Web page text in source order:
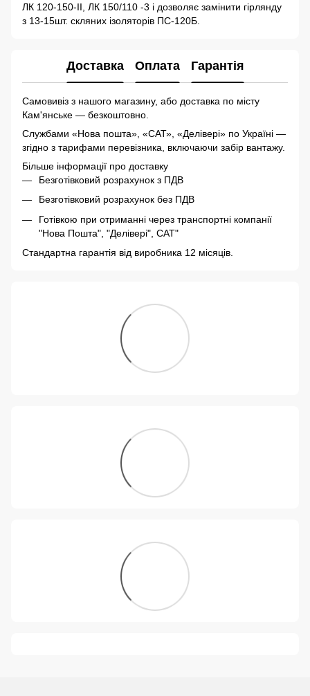
ЛК 120-150-II, ЛК 150/110 -3 і дозволяє замінити гірлянду
з 13-15шт. скляних ізоляторів ПС-120Б.
Доставка Оплата Гарантія
Самовивіз з нашого магазину, або доставка по місту
Кам'янське — безкоштовно.
Службами «Нова пошта», «САТ», «Делівері» по Україні —
згідно з тарифами перевізника, включаючи забір вантажу.
Більше інформації про доставку
Безготівковий розрахунок з ПДВ
Безготівковий розрахунок без ПДВ
Готівкою при отриманні через транспортні компанії
"Нова Пошта", "Делівері", САТ"
Стандартна гарантія від виробника 12 місяців.